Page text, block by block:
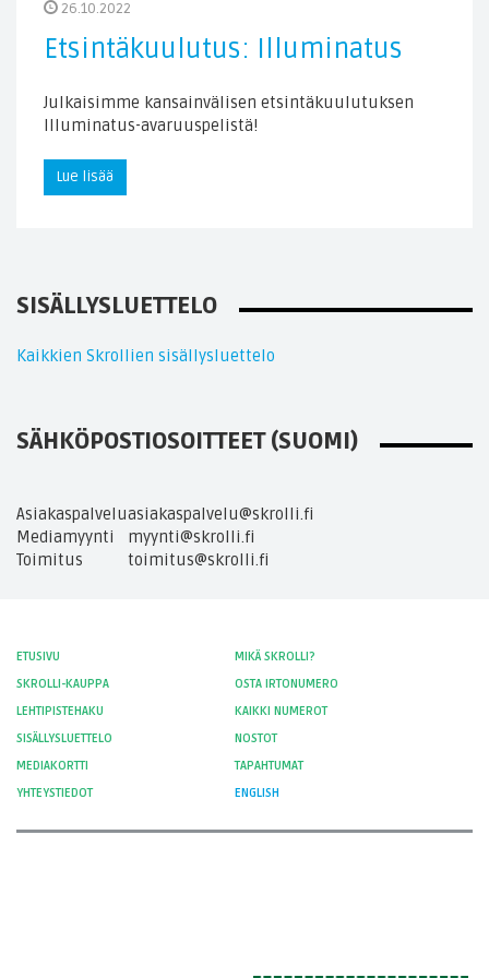
26.10.2022
Etsintäkuulutus: Illuminatus
Julkaisimme kansainvälisen etsintäkuulutuksen
Illuminatus-avaruuspelistä!
Lue lisää
SISÄLLYSLUETTELO
Kaikkien Skrollien sisällysluettelo
SÄHKÖPOSTIOSOITTEET (SUOMI)
Asiakaspalveluasiakaspalvelu@skrolli.fi
Mediamyynti
myynti@skrolli.fi
Toimitus
toimitus@skrolli.fi
ETUSIVU
MIKÄ SKROLLI?
SKROLLI-KAUPPA
OSTA IRTONUMERO
LEHTIPISTEHAKU
KAIKKI NUMEROT
SISÄLLYSLUETTELO
NOSTOT
MEDIAKORTTI
TAPAHTUMAT
YHTEYSTIEDOT
ENGLISH